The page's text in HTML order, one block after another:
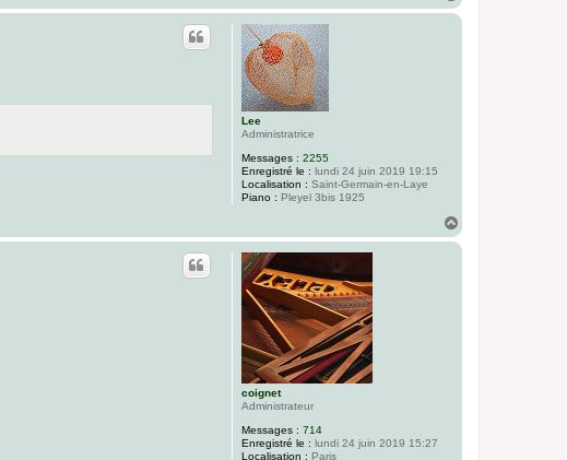
u
Lee
Administratrice
Messages : 2255
Enregistré le : lundi 24 juin 2019 19:15
Localisation : Saint-Germain-en-Laye
Piano : Pleyel 3bis 1925
u
coignet
Administrateur
Messages : 714
Enregistré le : lundi 24 juin 2019 15:27
Localisation : Paris